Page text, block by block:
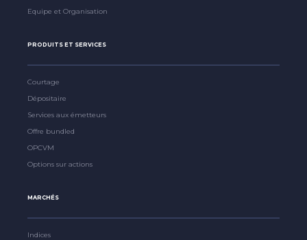
Equipe et Organisation
PRODUITS ET SERVICES
Courtage
Dépositaire
Services aux émetteurs
Offre bundled
OPCVM
Options sur actions
MARCHÉS
Indices